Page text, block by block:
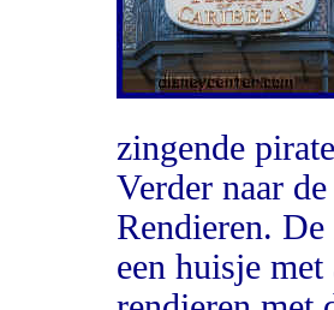
zingende
Verder naar de
Rendieren.
een huisje